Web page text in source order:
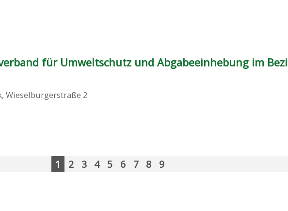
für Umweltschutz und Abgabeeinhebung im
,Wieselburgerstraße 2
1 2 3 4 5 6 7 8 9